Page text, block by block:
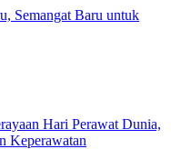
Semangat Baru untuk
Hari Perawat Dunia,
Keperawatan